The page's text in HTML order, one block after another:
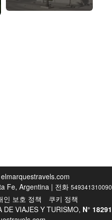
Fe, Argentina | 전화
인 보호 정책
쿠키 정책
DE VIAJES Y TURISMO, N° 18291